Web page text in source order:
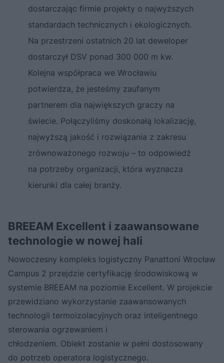
dostarczając firmie projekty o najwyższych
standardach technicznych i ekologicznych.
Na przestrzeni ostatnich 20 lat deweloper
dostarczył DSV ponad 300 000 m kw.
Kolejna współpraca we Wrocławiu
potwierdza, że jesteśmy zaufanym
partnerem dla największych graczy na
świecie. Połączyliśmy doskonałą lokalizację,
najwyższą jakość i rozwiązania z zakresu
zrównoważonego rozwoju – to odpowiedź
na potrzeby organizacji, która wyznacza
kierunki dla całej branży.
BREEAM Excellent i zaawansowane
technologie w nowej hali
Nowoczesny kompleks logistyczny Panattoni Wrocław
Campus 2 przejdzie certyfikację środowiskową w
systemie BREEAM na poziomie Excellent. W projekcie
przewidziano wykorzystanie zaawansowanych
technologii termoizolacyjnych oraz inteligentnego
sterowania ogrzewaniem i
chłodzeniem. Obiekt zostanie w pełni dostosowany
do potrzeb operatora logistycznego.